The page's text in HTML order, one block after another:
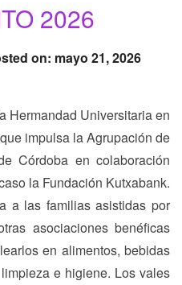
2026
on: mayo 21, 2026
Hermandad Universitaria en
impulsa la Agrupación de
Córdoba en colaboración
la Fundación Kutxabank.
a las familias asistidas por
asociaciones benéficas
en alimentos, bebidas
e higiene. Los vales